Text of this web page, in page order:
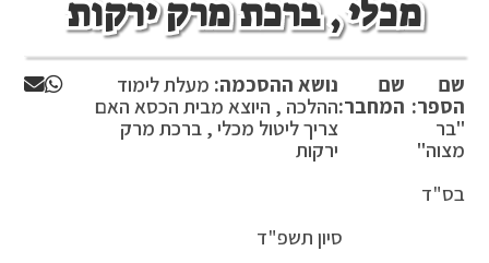
מכלי , ברכת מרק ירקות
שם
הספר:
"בר
מצוה"
שם
המחבר:
נושא ההסכמה: מעלת לימוד
ההלכה , היוצא מבית הכסא האם
צריך ליטול מכלי , ברכת מרק
ירקות
בס"ד
סיון תשפ"ד